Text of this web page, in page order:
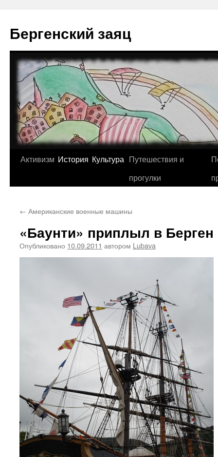
содержимому
Бергенский заяц
Активизм История Культура Путешествия и
прогулки
← Американские военные машины
«Баунти» приплыл в Берген
Опубликовано 10.09.2011 автором Lubava